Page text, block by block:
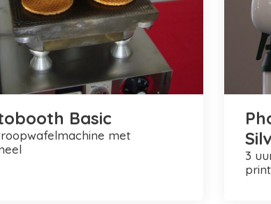
Basic
3 uur onbeperkt foto's maken en